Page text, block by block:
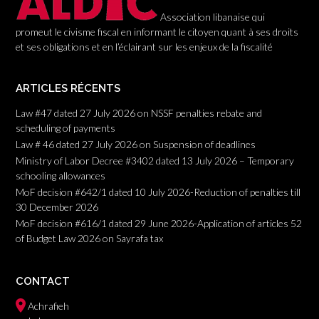
Association libanaise qui
promeut le civisme fiscal en informant le citoyen quant à ses droits
et ses obligations et en l’éclairant sur les enjeux de la fiscalité
ARTICLES RÉCENTS
Law #47 dated 27 July 2026 on NSSF penalties rebate and
scheduling of payments
Law # 46 dated 27 July 2026 on Suspension of deadlines
Ministry of Labor Decree #3402 dated 13 July 2026 – Temporary
schooling allowances
MoF decision #642/1 dated 10 July 2026-Reduction of penalties till
30 December 2026
MoF decision #616/1 dated 29 June 2026-Application of articles 52
of Budget Law 2026 on Sayrafa tax
CONTACT
Achrafieh